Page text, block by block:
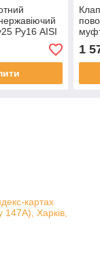
Ру16 AISI
1
картах
147А), Харків,